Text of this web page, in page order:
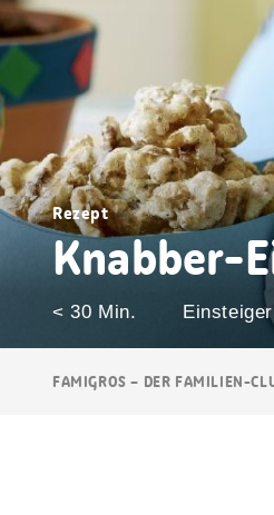
FAMIGROS – DER FAMILIEN-
Rezept
Knabber-
< 30 Min. Einsteiger